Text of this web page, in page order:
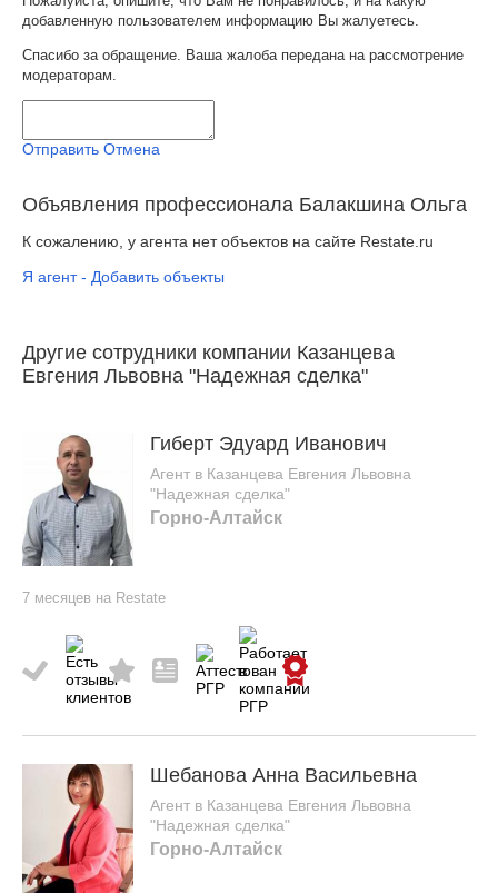
добавленную пользователем информацию Вы жалуетесь.
Спасибо за обращение. Ваша жалоба передана на рассмотрение
модераторам.
Отправить Отмена
Объявления профессионала Балакшина Ольга
К сожалению, у агента нет объектов на сайте Restate.ru
Я агент - Добавить объекты
Другие сотрудники компании Казанцева
Евгения Львовна "Надежная сделка"
Гиберт Эдуард Иванович
Агент в Казанцева Евгения Львовна
"Надежная сделка"
Горно-Алтайск
7 месяцев на Restate
Шебанова Анна Васильевна
Агент в Казанцева Евгения Львовна
"Надежная сделка"
Горно-Алтайск